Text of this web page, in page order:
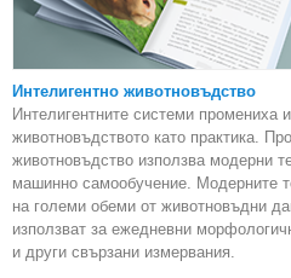
Интелигентно животновъдство
Интелигентните системи промениха
животновъдството като практика.
животновъдство използва модерни
машинно самообучение. Модерните
на големи обеми от животновъдни
използват за ежедневни
и други свързани измервания.